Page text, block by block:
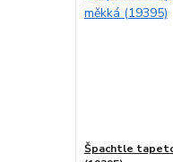
Špachtle